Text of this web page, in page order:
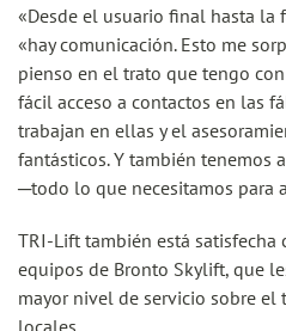
«Desde el usuario final hasta la
«hay comunicación. Esto me
pienso en el trato que tengo
fácil acceso a contactos en las
trabajan en ellas y el
fantásticos. Y también tenemos
─todo lo que necesitamos para
TRI-Lift también está
equipos de Bronto Skylift, que
mayor nivel de servicio sobre el
locales.